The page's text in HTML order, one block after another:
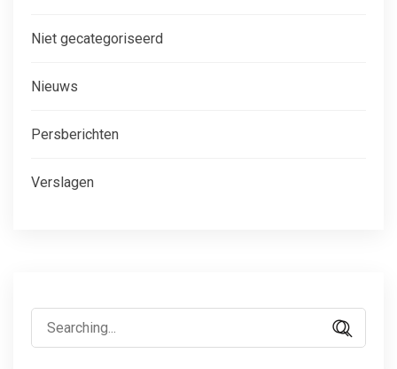
Niet gecategoriseerd
Nieuws
Persberichten
Verslagen
Search
for: